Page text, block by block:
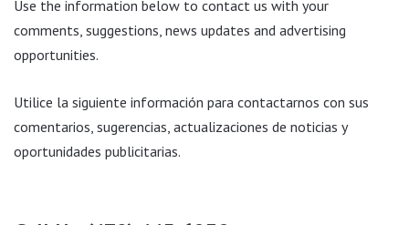
Use the information below to contact us with your
comments, suggestions, news updates and advertising
opportunities.
Utilice la siguiente información para contactarnos con sus
comentarios, sugerencias, actualizaciones de noticias y
oportunidades publicitarias.